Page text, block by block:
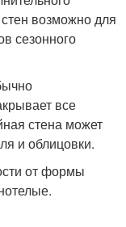
возможно для
сезонного
все
стена может
и облицовки.
от формы